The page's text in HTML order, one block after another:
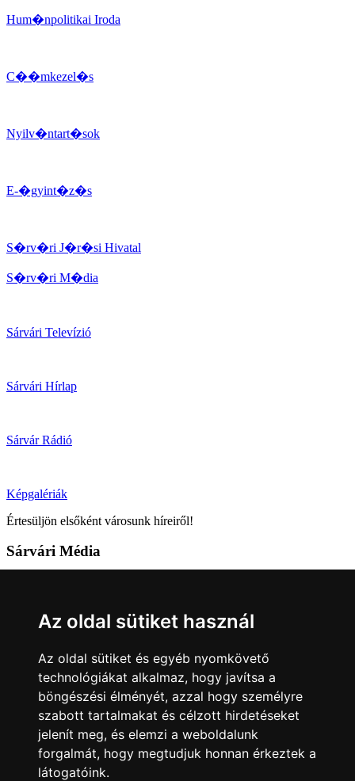
Az oldal sütiket használ
Az oldal sütiket és egyéb nyomkövető
technológiákat alkalmaz, hogy javítsa a
böngészési élményét, azzal hogy személyre
szabott tartalmakat és célzott hirdetéseket
jelenít meg, és elemzi a weboldalunk
forgalmát, hogy megtudjuk honnan érkeztek a
látogatóink.
Hum�npolitikai Iroda
C��mkezel�s
Nyilv�ntart�sok
E-�gyint�z�s
S�rv�ri J�r�si Hivatal
S�rv�ri M�dia
Sárvári Televízió
Sárvári Hírlap
Sárvár Rádió
Képgalériák
Értesüljön elsőként városunk híreiről!
Sárvári Média
Kövess minket!
Sárvár lendületben Sárvár lendületben
Nyilatkozatok
Impresszum Felhasználási feltételek Adatkezelési tájékoztató
Akadálymentesítési nyilatkozat